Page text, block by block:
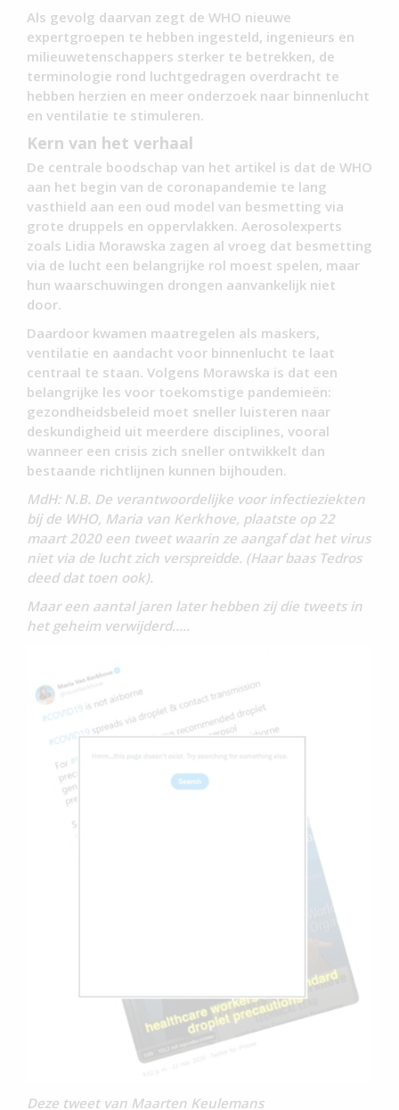
Als gevolg daarvan zegt de WHO nieuwe
expertgroepen te hebben ingesteld, ingenieurs en
milieuwetenschappers sterker te betrekken, de
terminologie rond luchtgedragen overdracht te
hebben herzien en meer onderzoek naar binnenlucht
en ventilatie te stimuleren.
Kern van het verhaal
De centrale boodschap van het artikel is dat de WHO
aan het begin van de coronapandemie te lang
vasthield aan een oud model van besmetting via
grote druppels en oppervlakken. Aerosolexperts
zoals Lidia Morawska zagen al vroeg dat besmetting
via de lucht een belangrijke rol moest spelen, maar
hun waarschuwingen drongen aanvankelijk niet
door.
Daardoor kwamen maatregelen als maskers,
ventilatie en aandacht voor binnenlucht te laat
centraal te staan. Volgens Morawska is dat een
belangrijke les voor toekomstige pandemieën:
gezondheidsbeleid moet sneller luisteren naar
deskundigheid uit meerdere disciplines, vooral
wanneer een crisis zich sneller ontwikkelt dan
bestaande richtlijnen kunnen bijhouden.
MdH: N.B. De verantwoordelijke voor infectieziekten
bij de WHO, Maria van Kerkhove, plaatste op 22
maart 2020 een tweet waarin ze aangaf dat het virus
niet via de lucht zich verspreidde. (Haar baas Tedros
deed dat toen ook).
Maar een aantal jaren later hebben zij die tweets in
het geheim verwijderd…..
Deze tweet van Maarten Keulemans